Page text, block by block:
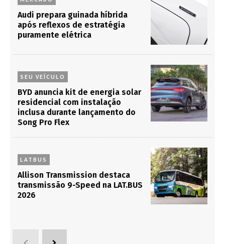
Audi prepara guinada híbrida
após reflexos de estratégia
puramente elétrica
SEU VEÍCULO
BYD anuncia kit de energia solar
residencial com instalação
inclusa durante lançamento do
Song Pro Flex
LATBUS
Allison Transmission destaca
transmissão 9-Speed na LAT.BUS
2026